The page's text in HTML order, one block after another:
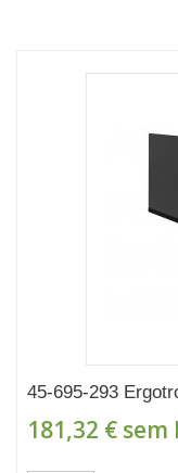
45-695-293
181,32 € sem